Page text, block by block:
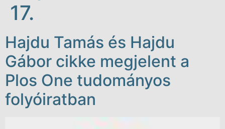
17.
Hajdu Tamás és Hajdu
Gábor cikke megjelent a
Plos One tudományos
folyóiratban